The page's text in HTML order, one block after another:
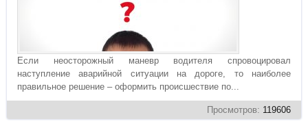
Если неосторожный маневр водителя спровоцировал
наступление аварийной ситуации на дороге, то наиболее
правильное решение – оформить происшествие по...
Просмотров: 119606